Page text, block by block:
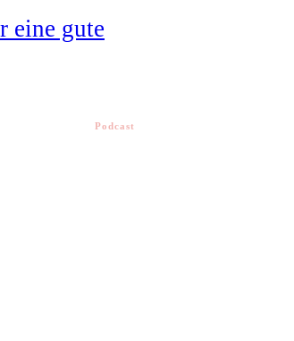
eine gute
Podcast